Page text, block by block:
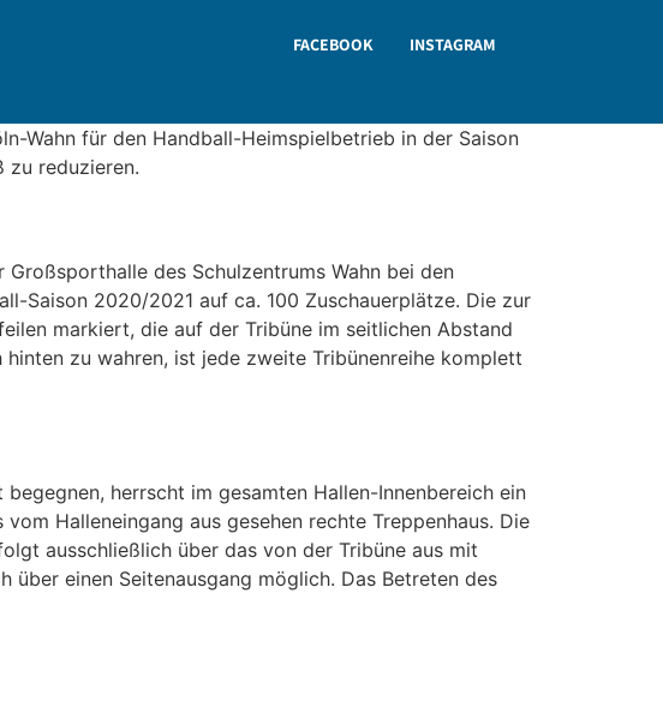
FACEBOOK INSTAGRAM
Wahn für den Handball-Heimspielbetrieb in der Saison
zu reduzieren.
des Schulzentrums Wahn bei den
Saison 2020/2021 auf ca. 100 Zuschauerplätze. Die zur
markiert, die auf der Tribüne im seitlichen Abstand
zu wahren, ist jede zweite Tribünenreihe komplett
herrscht im gesamten Hallen-Innenbereich ein
Halleneingang aus gesehen rechte Treppenhaus. Die
ausschließlich über das von der Tribüne aus mit
über einen Seitenausgang möglich. Das Betreten des